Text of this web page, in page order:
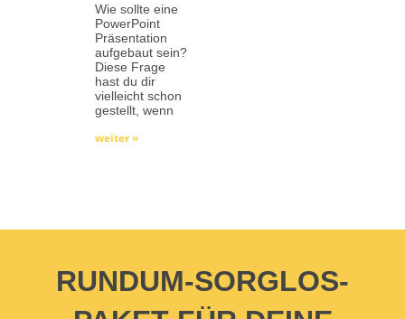
Wie sollte eine
PowerPoint
Präsentation
aufgebaut sein?
Diese Frage
hast du dir
vielleicht schon
gestellt, wenn
weiter »
RUNDUM-SORGLOS-